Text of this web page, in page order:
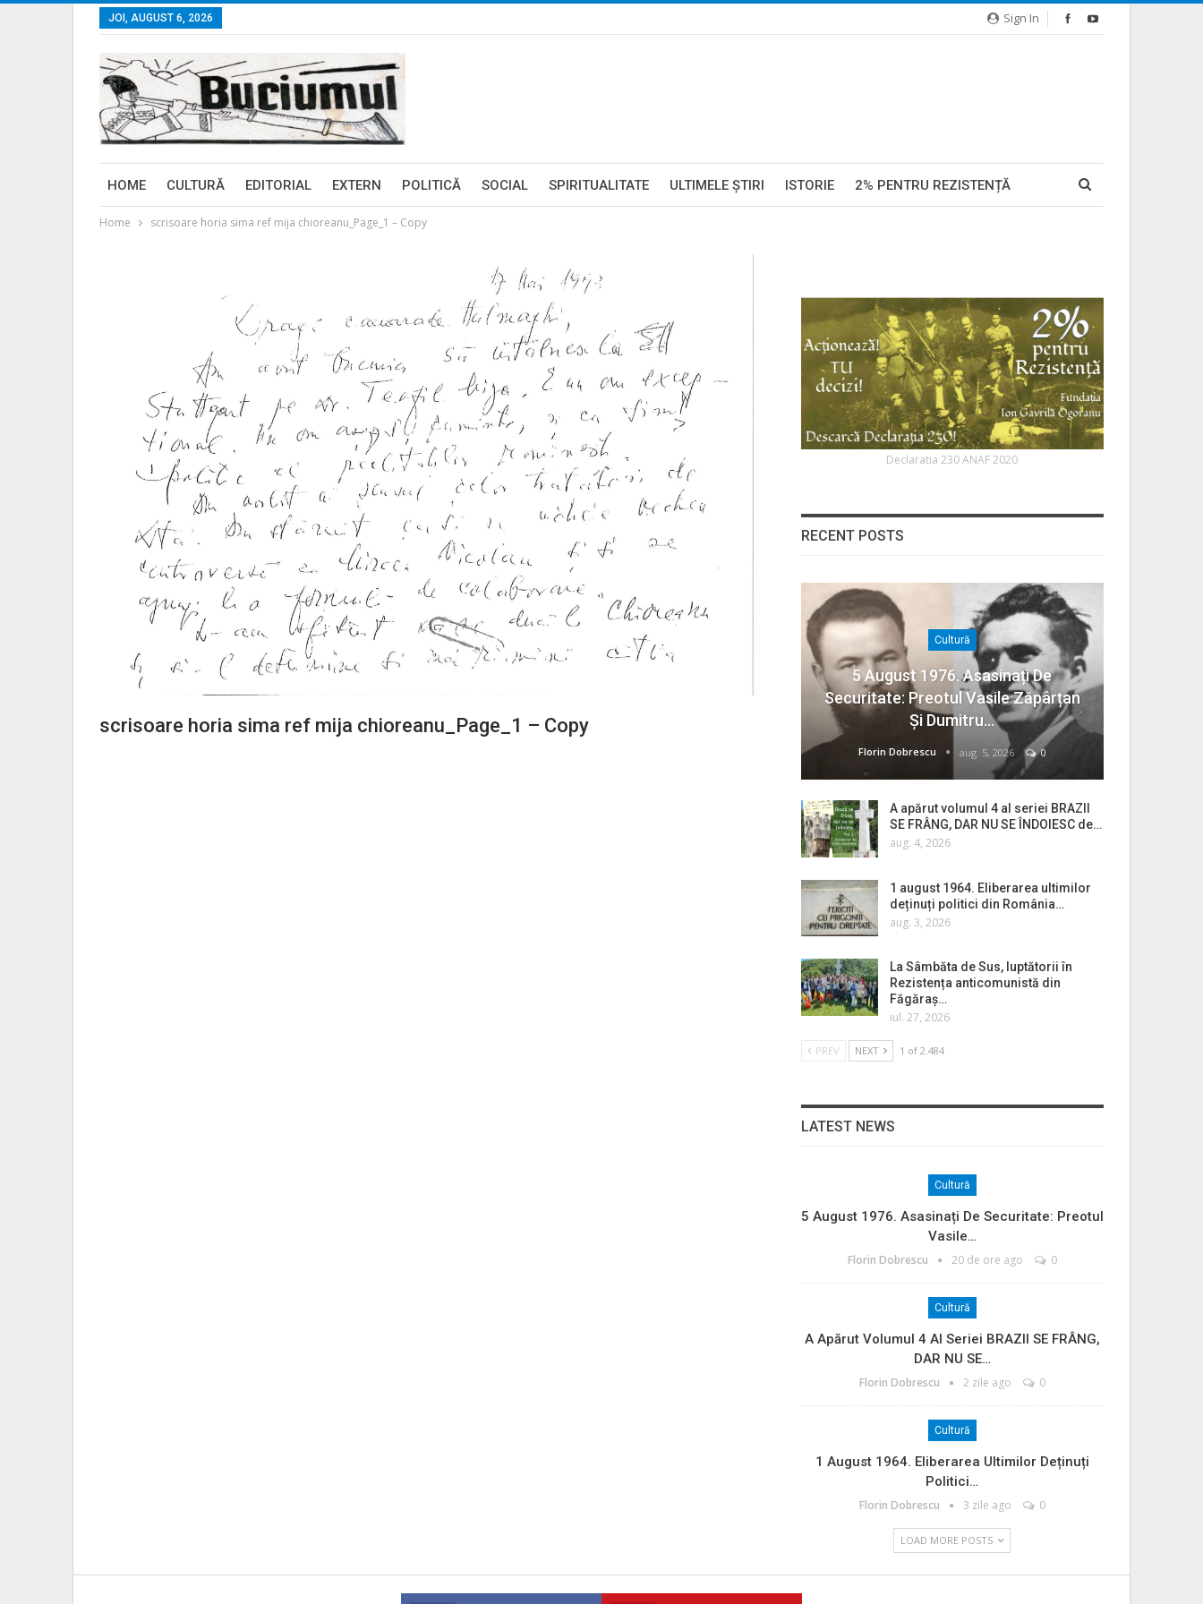
Sign In
JOI, AUGUST 6, 2026
HOME CULTURĂ EDITORIAL EXTERN POLITICĂ SOCIAL SPIRITUALITATE ULTIMELE ŞTIRI ISTORIE 2% PENTRU REZISTENȚĂ
Home scrisoare horia sima ref mija chioreanu_Page_1 – Copy
scrisoare horia sima ref mija chioreanu_Page_1 – Copy
Declaratia 230 ANAF 2020
RECENT POSTS
Cultură
5 August 1976. Asasinați De
Securitate: Preotul Vasile Zăpârțan
Și Dumitru…
Florin Dobrescu aug. 5, 2026 0
A apărut volumul 4 al seriei BRAZII
SE FRÂNG, DAR NU SE ÎNDOIESC de…
aug. 4, 2026
1 august 1964. Eliberarea ultimilor
deținuți politici din România…
aug. 3, 2026
La Sâmbăta de Sus, luptătorii în
Rezistența anticomunistă din
Făgăraș…
iul. 27, 2026
PREV NEXT 1 of 2.484
LATEST NEWS
Cultură
5 August 1976. Asasinați De Securitate: Preotul
Vasile…
Florin Dobrescu 20 de ore ago 0
Cultură
A Apărut Volumul 4 Al Seriei BRAZII SE FRÂNG,
DAR NU SE…
Florin Dobrescu 2 zile ago 0
Cultură
1 August 1964. Eliberarea Ultimilor Deținuți
Politici…
Florin Dobrescu 3 zile ago 0
LOAD MORE POSTS